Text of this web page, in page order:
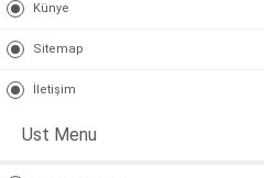
Künye
Sitemap
İletişim
Ust Menu